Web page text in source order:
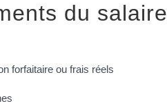
du salaire
forfaitaire ou frais réels